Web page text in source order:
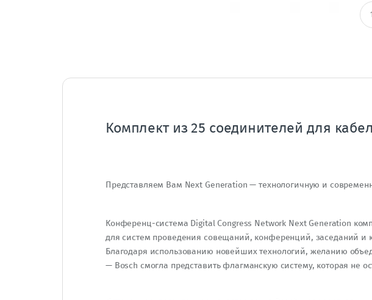
К
о
Комплект из 25 соединителей для
Представляем Вам Next Generation — технологичную и
Конференц-система Digital Congress Network Next Generation
для систем проведения совещаний, конференций, заседаний и
Благодаря использованию новейших технологий, желанию
— Bosch смогла представить флагманскую систему, которая не